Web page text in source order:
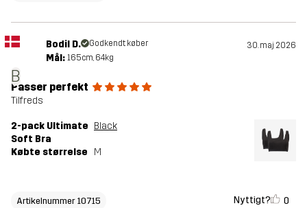
B
Bodil D. Godkendt køber 30. maj 2026
Mål: 165cm, 64kg
Passer perfekt
Tilfreds
2-pack Ultimate
Soft Bra
Black
Købte størrelse M
Artikelnummer 10715 Nyttigt? 0